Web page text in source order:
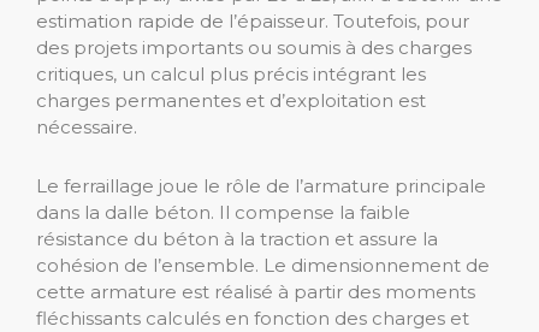
estimation rapide de l’épaisseur. Toutefois, pour
des projets importants ou soumis à des charges
critiques, un calcul plus précis intégrant les
charges permanentes et d’exploitation est
nécessaire.
Le ferraillage joue le rôle de l’armature principale
dans la dalle béton. Il compense la faible
résistance du béton à la traction et assure la
cohésion de l’ensemble. Le dimensionnement de
cette armature est réalisé à partir des moments
fléchissants calculés en fonction des charges et